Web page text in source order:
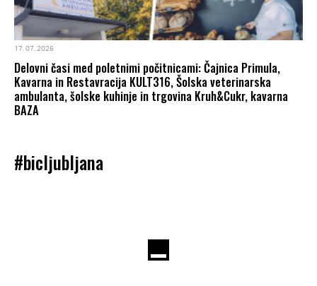
17. 07. 2026
Delovni časi med poletnimi počitnicami: Čajnica Primula,
Kavarna in Restavracija KULT316, Šolska veterinarska
ambulanta, šolske kuhinje in trgovina Kruh&Cukr, kavarna
BAZA
#bicljubljana